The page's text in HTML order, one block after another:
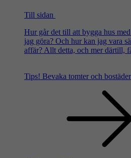
Till sidan
Hur går det till att bygga hus
jag göra? Och hur kan jag vara
affär? Allt detta, och mer därtill,
Tips! Bevaka tomter och bostäder